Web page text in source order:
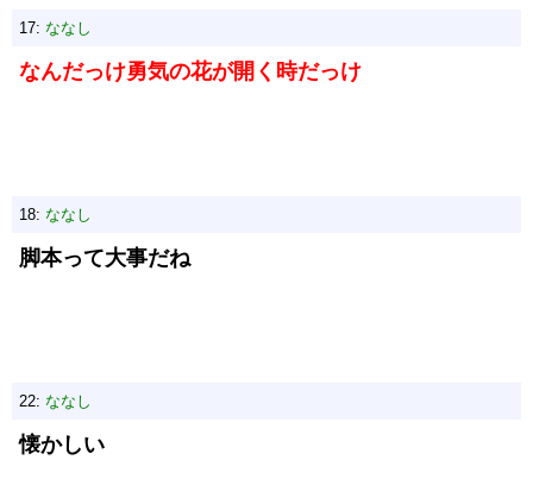
17: ななし
なんだっけ勇気の花が開く時だっけ
18: ななし
脚本って大事だね
22: ななし
懐かしい